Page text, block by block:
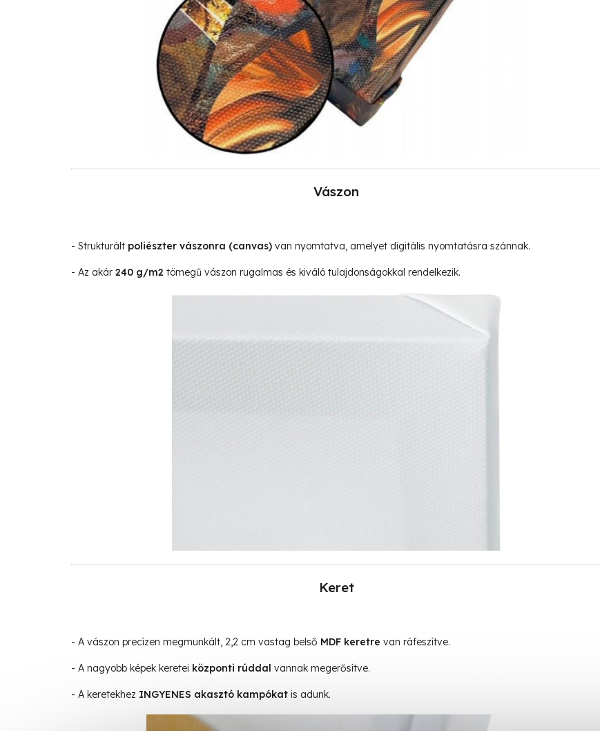
Vászon
- Strukturált poliészter vászonra (canvas) van nyomtatva, amelyet digitális nyomtatásra szánnak.
- Az akár 240 g/m2 tömegű vászon rugalmas és kiváló tulajdonságokkal rendelkezik.
Keret
- A vászon precízen megmunkált, 2,2 cm vastag belső MDF keretre van ráfeszítve.
- A nagyobb képek keretei központi rúddal vannak megerősítve.
- A keretekhez INGYENES akasztó kampókat is adunk.